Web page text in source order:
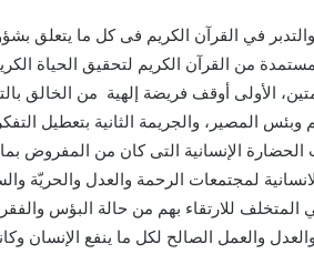
في القرآن الكريم فى كل ما يتعلق
من القرآن الكريم لتحقيق الحياة
الأولى أوقف فريضة إلهية من الخالق
المصير، والجريمة الثانية بتعطيل
الإنسانية التى كان من المفروض
لمجتمعات الرحمة والعدل والحريّة
للارتقاء بهم من حالة البؤس
والعمل الصالح لكل ما ينفع الإنسان
جمال
البادية